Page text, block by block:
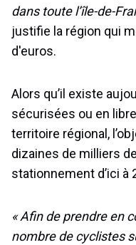
dans toute l’île-de-
justifie la région qui
d'euros.
Alors qu’il existe
sécurisées ou en
territoire régional,
dizaines de milliers
stationnement d’ici à
« Afin de prendre en
nombre de cyclistes